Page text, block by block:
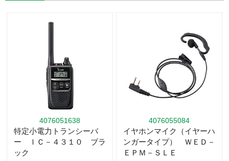
4076051638
特定小電力トランシーバ
ー ＩＣ－４３１０ ブラ
ック
4076055084
イヤホンマイク（イヤーハ
ンガータイプ） ＷＥＤ－
ＥＰＭ－ＳＬＥ